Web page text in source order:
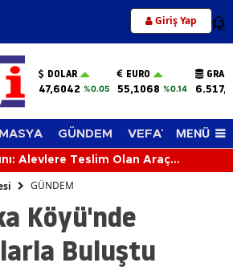
Giriş Yap 12
DOLAR
47,6042 %0.05
EURO
55,1068 %0.14
GÜNDEM VEFAT EDENLER
MENÜ
Alevlere Teslim Olan Araç
GÜNDEM
Köyü'nde
Buluştu